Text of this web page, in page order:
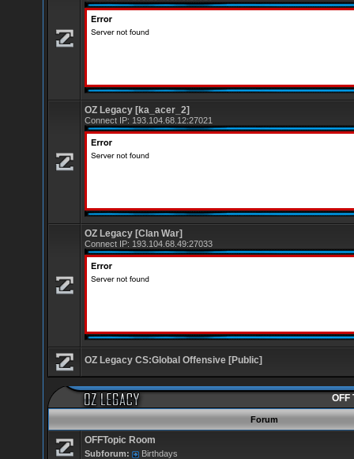
OZ Legacy [ka_acer_2]
Connect IP: 193.104.68.12:27021
OZ Legacy [Clan War]
Connect IP: 193.104.68.49:27033
OZ Legacy CS:Global Offensive [Public]
OFF
Forum
OFFTopic Room
Subforum: Birthdays